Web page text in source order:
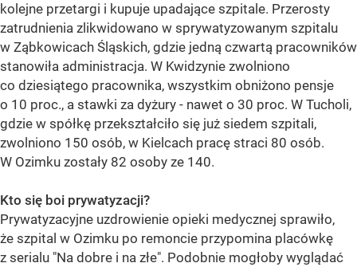
kolejne przetargi i kupuje upadające szpitale. Przerosty
zatrudnienia zlikwidowano w sprywatyzowanym szpitalu
w Ząbkowicach Śląskich, gdzie jedną czwartą pracowników
stanowiła administracja. W Kwidzynie zwolniono
co dziesiątego pracownika, wszystkim obniżono pensje
o 10 proc., a stawki za dyżury - nawet o 30 proc. W Tucholi,
gdzie w spółkę przekształciło się już siedem szpitali,
zwolniono 150 osób, w Kielcach pracę straci 80 osób.
W Ozimku zostały 82 osoby ze 140.
Kto się boi prywatyzacji?
Prywatyzacyjne uzdrowienie opieki medycznej sprawiło,
że szpital w Ozimku po remoncie przypomina placówkę
z serialu "Na dobre i na złe". Podobnie mogłoby wyglądać